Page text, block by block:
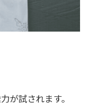
が試されます。